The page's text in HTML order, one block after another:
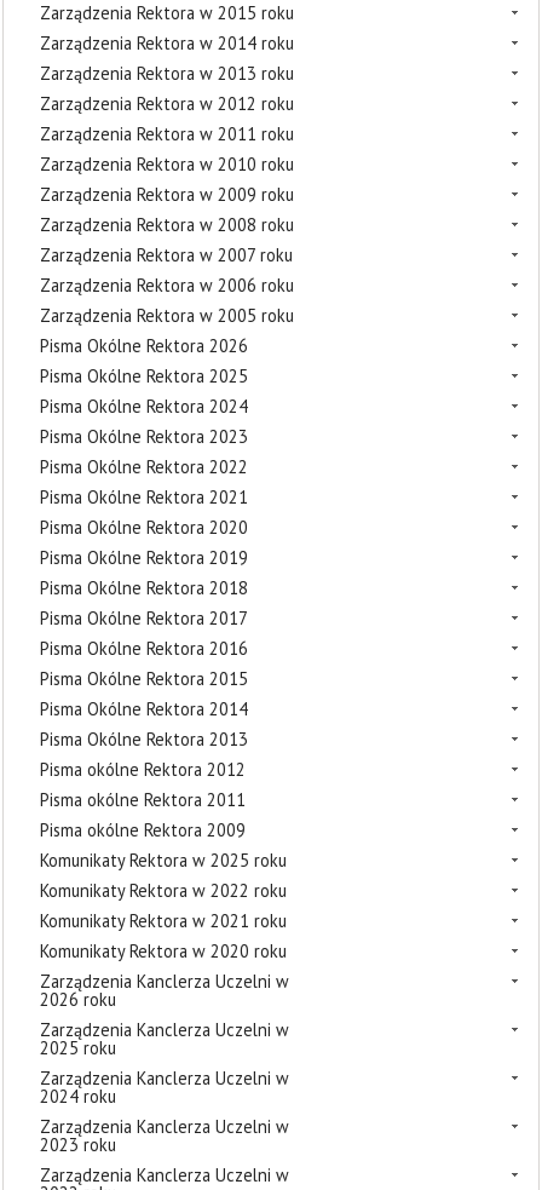
Zarządzenia Rektora w 2015 roku
Zarządzenia Rektora w 2014 roku
Zarządzenia Rektora w 2013 roku
Zarządzenia Rektora w 2012 roku
Zarządzenia Rektora w 2011 roku
Zarządzenia Rektora w 2010 roku
Zarządzenia Rektora w 2009 roku
Zarządzenia Rektora w 2008 roku
Zarządzenia Rektora w 2007 roku
Zarządzenia Rektora w 2006 roku
Zarządzenia Rektora w 2005 roku
Pisma Okólne Rektora 2026
Pisma Okólne Rektora 2025
Pisma Okólne Rektora 2024
Pisma Okólne Rektora 2023
Pisma Okólne Rektora 2022
Pisma Okólne Rektora 2021
Pisma Okólne Rektora 2020
Pisma Okólne Rektora 2019
Pisma Okólne Rektora 2018
Pisma Okólne Rektora 2017
Pisma Okólne Rektora 2016
Pisma Okólne Rektora 2015
Pisma Okólne Rektora 2014
Pisma Okólne Rektora 2013
Pisma okólne Rektora 2012
Pisma okólne Rektora 2011
Pisma okólne Rektora 2009
Komunikaty Rektora w 2025 roku
Komunikaty Rektora w 2022 roku
Komunikaty Rektora w 2021 roku
Komunikaty Rektora w 2020 roku
Zarządzenia Kanclerza Uczelni w
2026 roku
Zarządzenia Kanclerza Uczelni w
2025 roku
Zarządzenia Kanclerza Uczelni w
2024 roku
Zarządzenia Kanclerza Uczelni w
2023 roku
Zarządzenia Kanclerza Uczelni w